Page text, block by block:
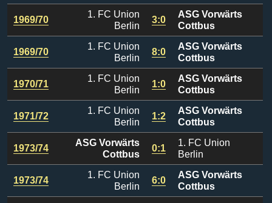
1969/70
1. FC Union
Berlin
3:0
ASG Vorwärts
Cottbus
1969/70
1. FC Union
Berlin
8:0
ASG Vorwärts
Cottbus
1970/71
1. FC Union
Berlin
1:0
ASG Vorwärts
Cottbus
1971/72
1. FC Union
Berlin
1:2
ASG Vorwärts
Cottbus
1973/74
ASG Vorwärts
Cottbus
0:1
1. FC Union
Berlin
1973/74
1. FC Union
Berlin
6:0
ASG Vorwärts
Cottbus